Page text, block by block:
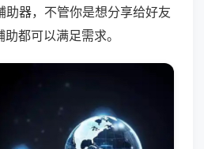
助器，不管你是想分享给好友
都可以满足需求。